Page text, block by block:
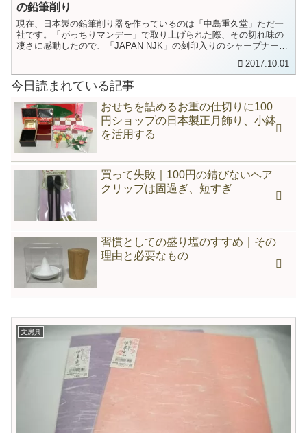
の鉛筆削り
現在、日本製の鉛筆削り器を作っているのは「中島重久堂」ただ一
社です。「がっちりマンデー」で取り上げられた際、その切れ味の
凄さに感動したので、「JAPAN NJK」の刻印入りのシャープナーを
2017.10.01
今日読まれている記事
おせちを詰めるお重の仕切りに100
円ショップの日本製正月飾り、小鉢
を活用する
買って失敗｜100円の錆びないヘア
クリップは固過ぎ、短すぎ
習慣としての盛り塩のすすめ｜その
理由と必要なもの
文房具